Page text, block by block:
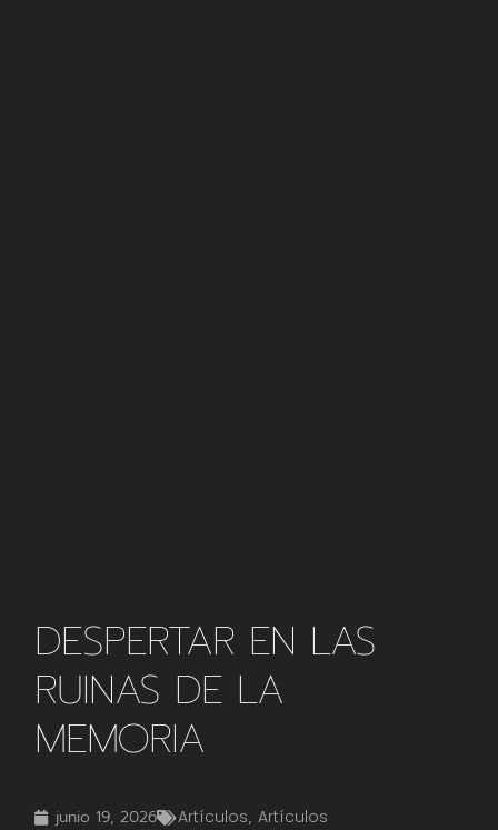
DESPERTAR EN LAS
RUINAS DE LA
MEMORIA
junio 19, 2026 Artículos,Artículos